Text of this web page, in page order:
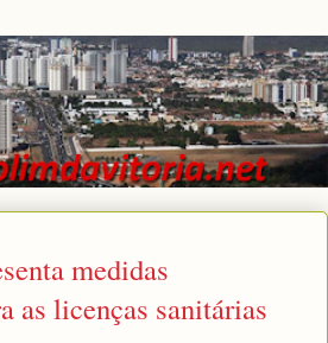
medidas
as licenças sanitárias